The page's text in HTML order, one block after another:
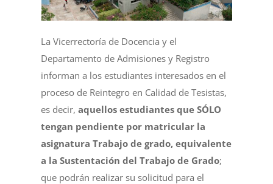
La Vicerrectoría de Docencia y el
Departamento de Admisiones y Registro
informan a los estudiantes interesados en el
proceso de Reintegro en Calidad de Tesistas,
es decir,aquellos estudiantes que SÓLO
tengan pendiente por matricular la
asignatura Trabajo de grado, equivalente
a la Sustentación del Trabajo de Grado;
que podrán realizar su solicitud para el